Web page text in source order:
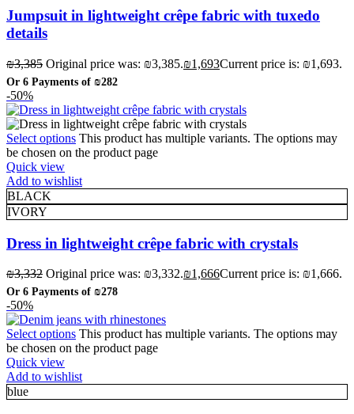
Jumpsuit in lightweight crêpe fabric with tuxedo
details
₪3,385 Original price was: ₪3,385.₪1,693Current price is: ₪1,693.
Or 6 Payments of ₪282
-50%
Select options This product has multiple variants. The options may
be chosen on the product page
Quick view
Add to wishlist
BLACK
IVORY
Dress in lightweight crêpe fabric with crystals
₪3,332 Original price was: ₪3,332.₪1,666Current price is: ₪1,666.
Or 6 Payments of ₪278
-50%
Select options This product has multiple variants. The options may
be chosen on the product page
Quick view
Add to wishlist
blue